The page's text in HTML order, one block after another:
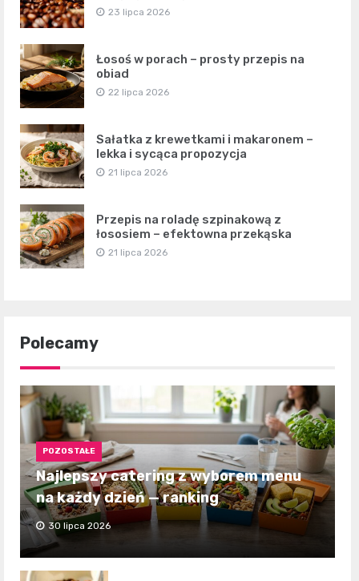
23 lipca 2026
Łosoś w porach – prosty przepis na
obiad
22 lipca 2026
Sałatka z krewetkami i makaronem –
lekka i sycąca propozycja
21 lipca 2026
Przepis na roladę szpinakową z
łososiem – efektowna przekąska
21 lipca 2026
Polecamy
POZOSTAŁE
Najlepszy catering z wyborem menu
na każdy dzień — ranking
30 lipca 2026